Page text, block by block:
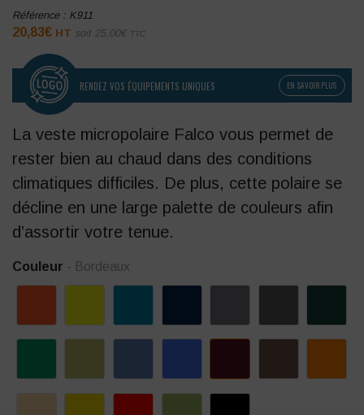
Référence : K911
20,83€ HT soit 25,00€ TTC
RENDEZ VOS ÉQUIPEMENTS UNIQUES EN SAVOIR PLUS
La veste micropolaire Falco vous permet de
rester bien au chaud dans des conditions
climatiques difficiles. De plus, cette polaire se
décline en une large palette de couleurs afin
d’assortir votre tenue.
Couleur - Bordeaux